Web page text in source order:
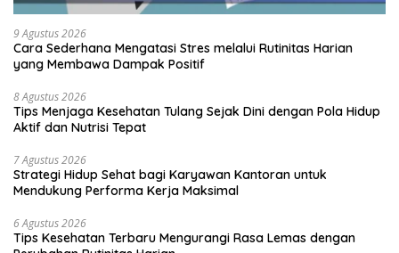
9 Agustus 2026
Cara Sederhana Mengatasi Stres melalui Rutinitas Harian
yang Membawa Dampak Positif
8 Agustus 2026
Tips Menjaga Kesehatan Tulang Sejak Dini dengan Pola Hidup
Aktif dan Nutrisi Tepat
7 Agustus 2026
Strategi Hidup Sehat bagi Karyawan Kantoran untuk
Mendukung Performa Kerja Maksimal
6 Agustus 2026
Tips Kesehatan Terbaru Mengurangi Rasa Lemas dengan